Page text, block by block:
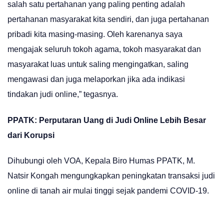
salah satu pertahanan yang paling penting adalah
pertahanan masyarakat kita sendiri, dan juga pertahanan
pribadi kita masing-masing. Oleh karenanya saya
mengajak seluruh tokoh agama, tokoh masyarakat dan
masyarakat luas untuk saling mengingatkan, saling
mengawasi dan juga melaporkan jika ada indikasi
tindakan judi online,” tegasnya.
PPATK: Perputaran Uang di Judi Online Lebih Besar
dari Korupsi
Dihubungi oleh VOA, Kepala Biro Humas PPATK, M.
Natsir Kongah mengungkapkan peningkatan transaksi judi
online di tanah air mulai tinggi sejak pandemi COVID-19.